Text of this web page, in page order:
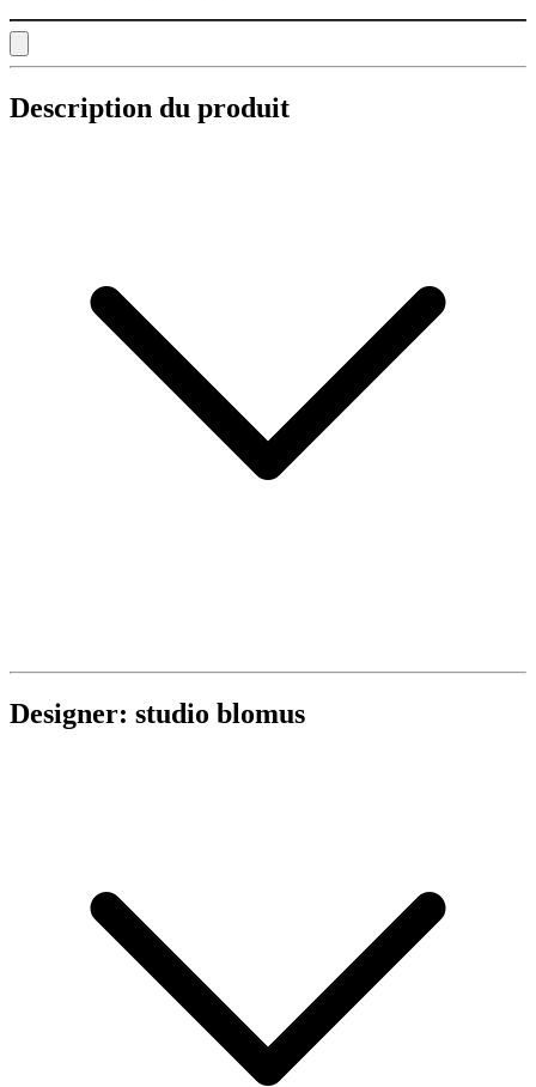
Description du produit
Designer: studio blomus